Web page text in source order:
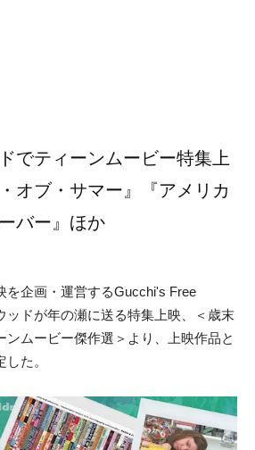
でティーンムービー特集上
オブ・サマー』『アメリカ
バー』ほか
を企画・運営するGucchi's Free
ッドが年の瀬に送る特集上映、＜歳末
ンムービー傑作選＞より、上映作品と
た。